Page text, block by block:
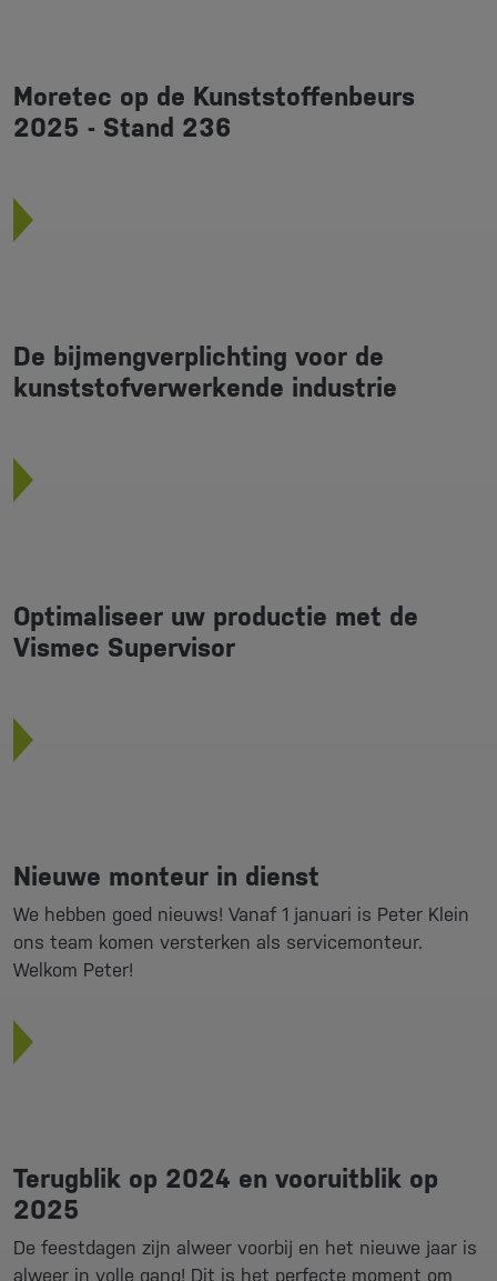
Moretec op de Kunststoffenbeurs
2025 - Stand 236
De bijmengverplichting voor de
kunststofverwerkende industrie
Optimaliseer uw productie met de
Vismec Supervisor
Nieuwe monteur in dienst
We hebben goed nieuws! Vanaf 1 januari is Peter Klein
ons team komen versterken als servicemonteur.
Welkom Peter!
Terugblik op 2024 en vooruitblik op
2025
De feestdagen zijn alweer voorbij en het nieuwe jaar is
alweer in volle gang! Dit is het perfecte moment om